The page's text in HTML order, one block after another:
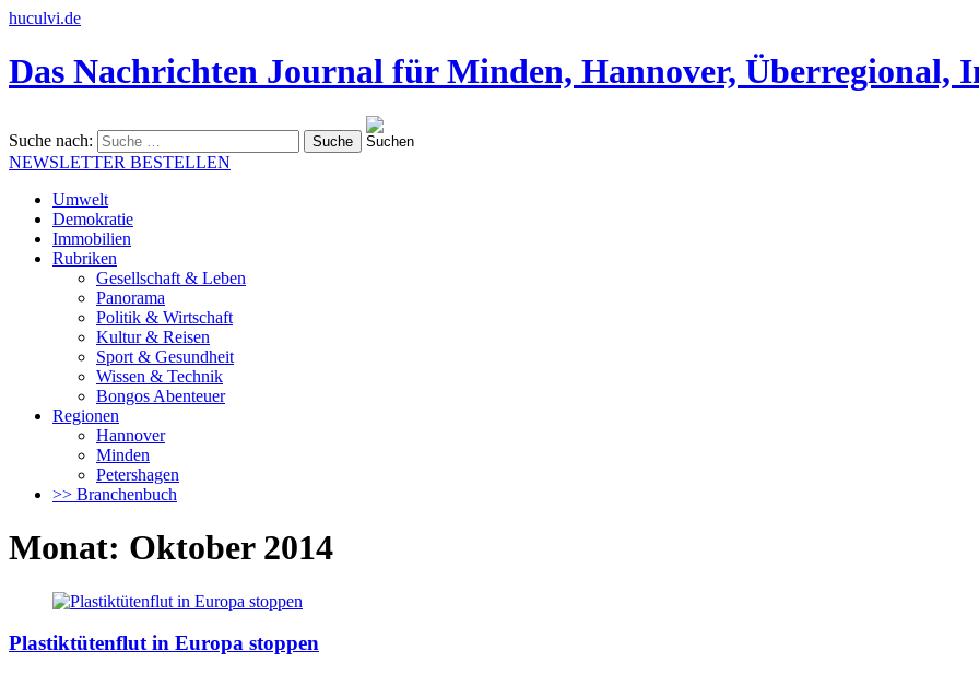
huculvi.de
Das Nachrichten Journal für Minden, Hannover, Überregional,
Suche nach:
NEWSLETTER BESTELLEN
Umwelt
Demokratie
Immobilien
Rubriken
Gesellschaft & Leben
Panorama
Politik & Wirtschaft
Kultur & Reisen
Sport & Gesundheit
Wissen & Technik
Bongos Abenteuer
Regionen
Hannover
Minden
Petershagen
>> Branchenbuch
Monat: Oktober 2014
Plastiktütenflut in Europa stoppen